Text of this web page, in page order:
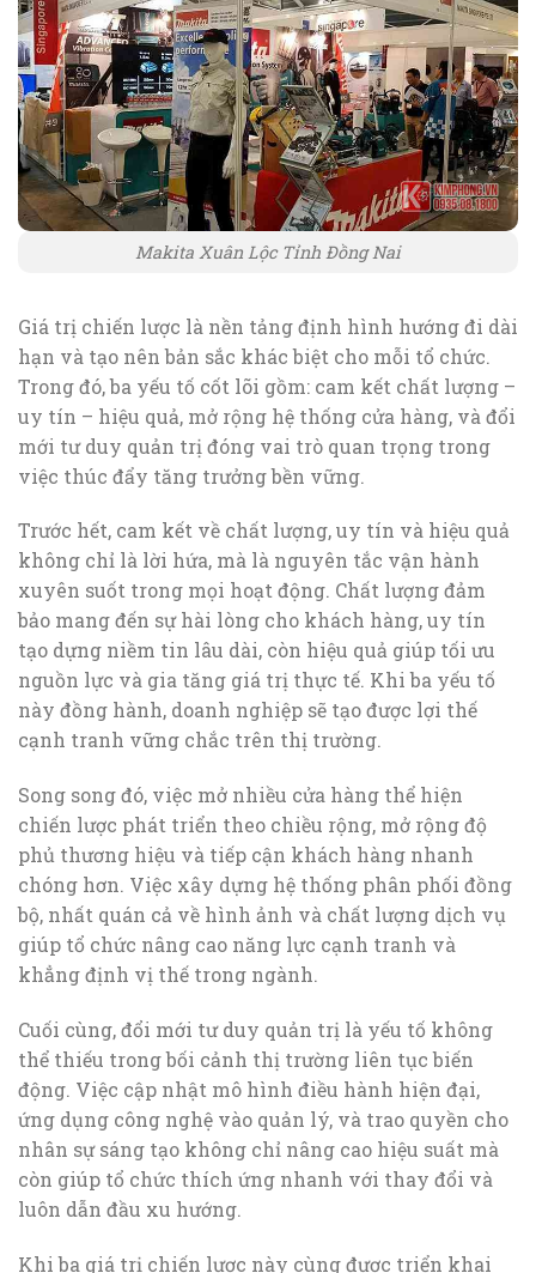
Makita Xuân Lộc Tỉnh Đồng Nai
Giá trị chiến lược là nền tảng định hình hướng đi dài
hạn và tạo nên bản sắc khác biệt cho mỗi tổ chức.
Trong đó, ba yếu tố cốt lõi gồm: cam kết chất lượng –
uy tín – hiệu quả, mở rộng hệ thống cửa hàng, và đổi
mới tư duy quản trị đóng vai trò quan trọng trong
việc thúc đẩy tăng trưởng bền vững.
Trước hết, cam kết về chất lượng, uy tín và hiệu quả
không chỉ là lời hứa, mà là nguyên tắc vận hành
xuyên suốt trong mọi hoạt động. Chất lượng đảm
bảo mang đến sự hài lòng cho khách hàng, uy tín
tạo dựng niềm tin lâu dài, còn hiệu quả giúp tối ưu
nguồn lực và gia tăng giá trị thực tế. Khi ba yếu tố
này đồng hành, doanh nghiệp sẽ tạo được lợi thế
cạnh tranh vững chắc trên thị trường.
Song song đó, việc mở nhiều cửa hàng thể hiện
chiến lược phát triển theo chiều rộng, mở rộng độ
phủ thương hiệu và tiếp cận khách hàng nhanh
chóng hơn. Việc xây dựng hệ thống phân phối đồng
bộ, nhất quán cả về hình ảnh và chất lượng dịch vụ
giúp tổ chức nâng cao năng lực cạnh tranh và
khẳng định vị thế trong ngành.
Cuối cùng, đổi mới tư duy quản trị là yếu tố không
thể thiếu trong bối cảnh thị trường liên tục biến
động. Việc cập nhật mô hình điều hành hiện đại,
ứng dụng công nghệ vào quản lý, và trao quyền cho
nhân sự sáng tạo không chỉ nâng cao hiệu suất mà
còn giúp tổ chức thích ứng nhanh với thay đổi và
luôn dẫn đầu xu hướng.
Khi ba giá trị chiến lược này cùng được triển khai